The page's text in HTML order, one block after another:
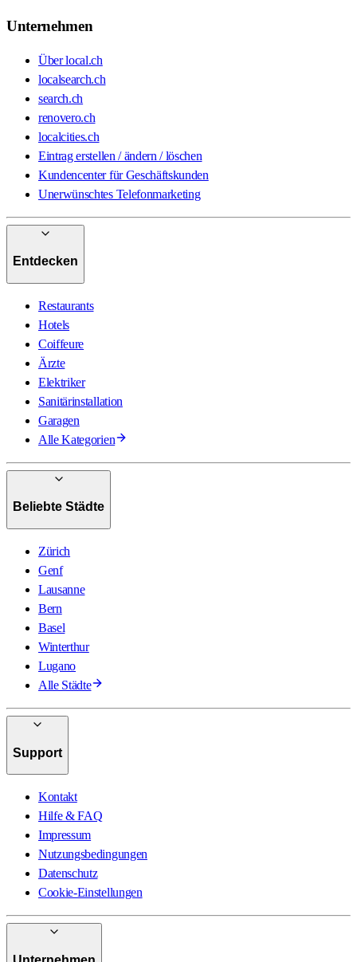
Unternehmen
Über local.ch
localsearch.ch
search.ch
renovero.ch
localcities.ch
Eintrag erstellen / ändern / löschen
Kundencenter für Geschäftskunden
Unerwünschtes Telefonmarketing
Entdecken
Restaurants
Hotels
Coiffeure
Ärzte
Elektriker
Sanitärinstallation
Garagen
Alle Kategorien
Beliebte Städte
Zürich
Genf
Lausanne
Bern
Basel
Winterthur
Lugano
Alle Städte
Support
Kontakt
Hilfe & FAQ
Impressum
Nutzungsbedingungen
Datenschutz
Cookie-Einstellungen